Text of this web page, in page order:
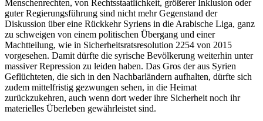
Menschenrechten, von Rechtsstaatlichkeit, größerer Inklusion oder
guter Regierungsführung sind nicht mehr Gegenstand der
Diskussion über eine Rückkehr Syriens in die Arabische Liga, ganz
zu schweigen von einem politischen Übergang und einer
Machtteilung, wie in Sicherheitsratsresolution 2254 von 2015
vorgesehen. Damit dürfte die syrische Bevölkerung weiterhin unter
massiver Repression zu leiden haben. Das Gros der aus Syrien
Geflüchteten, die sich in den Nachbarländern aufhalten, dürfte sich
zudem mittelfristig gezwungen sehen, in die Heimat
zurückzukehren, auch wenn dort weder ihre Sicherheit noch ihr
mate­rielles Überleben gewährleistet sind.